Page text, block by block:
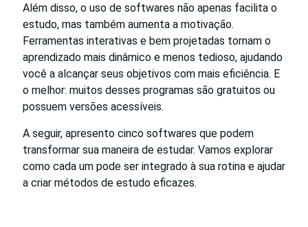
Além disso, o uso de softwares não apenas facilita o
estudo, mas também aumenta a motivação.
Ferramentas interativas e bem projetadas tornam o
aprendizado mais dinâmico e menos tedioso, ajudando
você a alcançar seus objetivos com mais eficiência. E
o melhor: muitos desses programas são gratuitos ou
possuem versões acessíveis.
A seguir, apresento cinco softwares que podem
transformar sua maneira de estudar. Vamos explorar
como cada um pode ser integrado à sua rotina e ajudar
a criar métodos de estudo eficazes.